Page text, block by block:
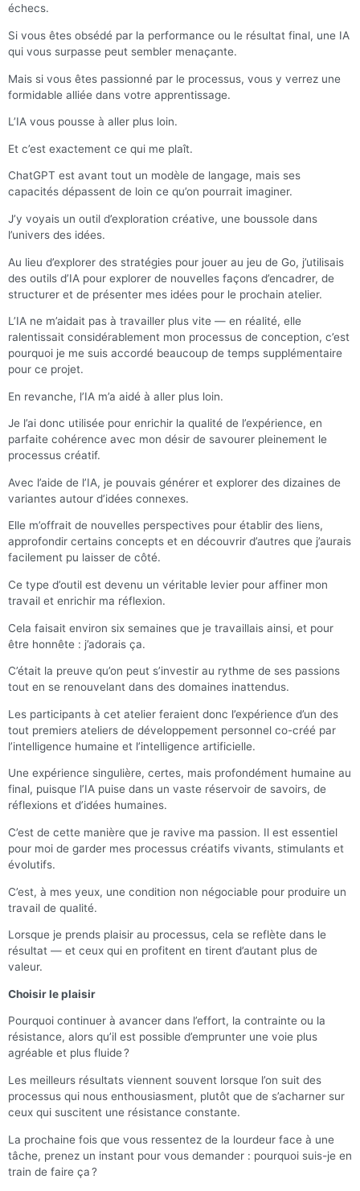
échecs.
Si vous êtes obsédé par la performance ou le résultat final, une IA
qui vous surpasse peut sembler menaçante.
Mais si vous êtes passionné par le processus, vous y verrez une
formidable alliée dans votre apprentissage.
L’IA vous pousse à aller plus loin.
Et c’est exactement ce qui me plaît.
ChatGPT est avant tout un modèle de langage, mais ses
capacités dépassent de loin ce qu’on pourrait imaginer.
J’y voyais un outil d’exploration créative, une boussole dans
l’univers des idées.
Au lieu d’explorer des stratégies pour jouer au jeu de Go, j’utilisais
des outils d’IA pour explorer de nouvelles façons d’encadrer, de
structurer et de présenter mes idées pour le prochain atelier.
L’IA ne m’aidait pas à travailler plus vite — en réalité, elle
ralentissait considérablement mon processus de conception, c’est
pourquoi je me suis accordé beaucoup de temps supplémentaire
pour ce projet.
En revanche, l’IA m’a aidé à aller plus loin.
Je l’ai donc utilisée pour enrichir la qualité de l’expérience, en
parfaite cohérence avec mon désir de savourer pleinement le
processus créatif.
Avec l’aide de l’IA, je pouvais générer et explorer des dizaines de
variantes autour d’idées connexes.
Elle m’offrait de nouvelles perspectives pour établir des liens,
approfondir certains concepts et en découvrir d’autres que j’aurais
facilement pu laisser de côté.
Ce type d’outil est devenu un véritable levier pour affiner mon
travail et enrichir ma réflexion.
Cela faisait environ six semaines que je travaillais ainsi, et pour
être honnête : j’adorais ça.
C’était la preuve qu’on peut s’investir au rythme de ses passions
tout en se renouvelant dans des domaines inattendus.
Les participants à cet atelier feraient donc l’expérience d’un des
tout premiers ateliers de développement personnel co-créé par
l’intelligence humaine et l’intelligence artificielle.
Une expérience singulière, certes, mais profondément humaine au
final, puisque l’IA puise dans un vaste réservoir de savoirs, de
réflexions et d’idées humaines.
C’est de cette manière que je ravive ma passion. Il est essentiel
pour moi de garder mes processus créatifs vivants, stimulants et
évolutifs.
C’est, à mes yeux, une condition non négociable pour produire un
travail de qualité.
Lorsque je prends plaisir au processus, cela se reflète dans le
résultat — et ceux qui en profitent en tirent d’autant plus de
valeur.
Choisir le plaisir
Pourquoi continuer à avancer dans l’effort, la contrainte ou la
résistance, alors qu’il est possible d’emprunter une voie plus
agréable et plus fluide ?
Les meilleurs résultats viennent souvent lorsque l’on suit des
processus qui nous enthousiasment, plutôt que de s’acharner sur
ceux qui suscitent une résistance constante.
La prochaine fois que vous ressentez de la lourdeur face à une
tâche, prenez un instant pour vous demander : pourquoi suis-je en
train de faire ça ?